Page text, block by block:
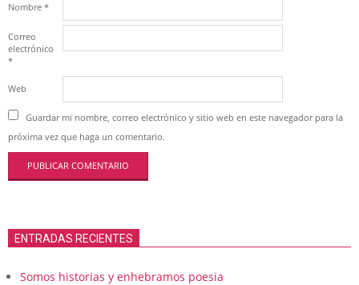
Nombre *
Correo
electrónico
*
Web
Guardar mi nombre, correo electrónico y sitio web en este navegador para la
próxima vez que haga un comentario.
ENTRADAS RECIENTES
Somos historias y enhebramos poesia